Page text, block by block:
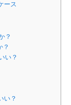
ース
？
？
い？
い？